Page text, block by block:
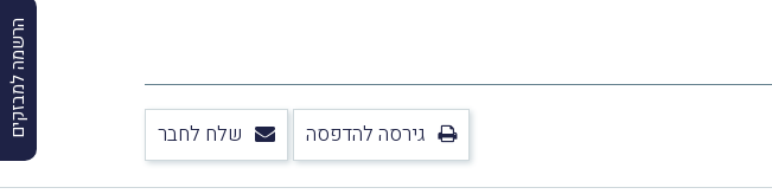
הרשמה למבזקים גירסה להדפסה שלח לחבר